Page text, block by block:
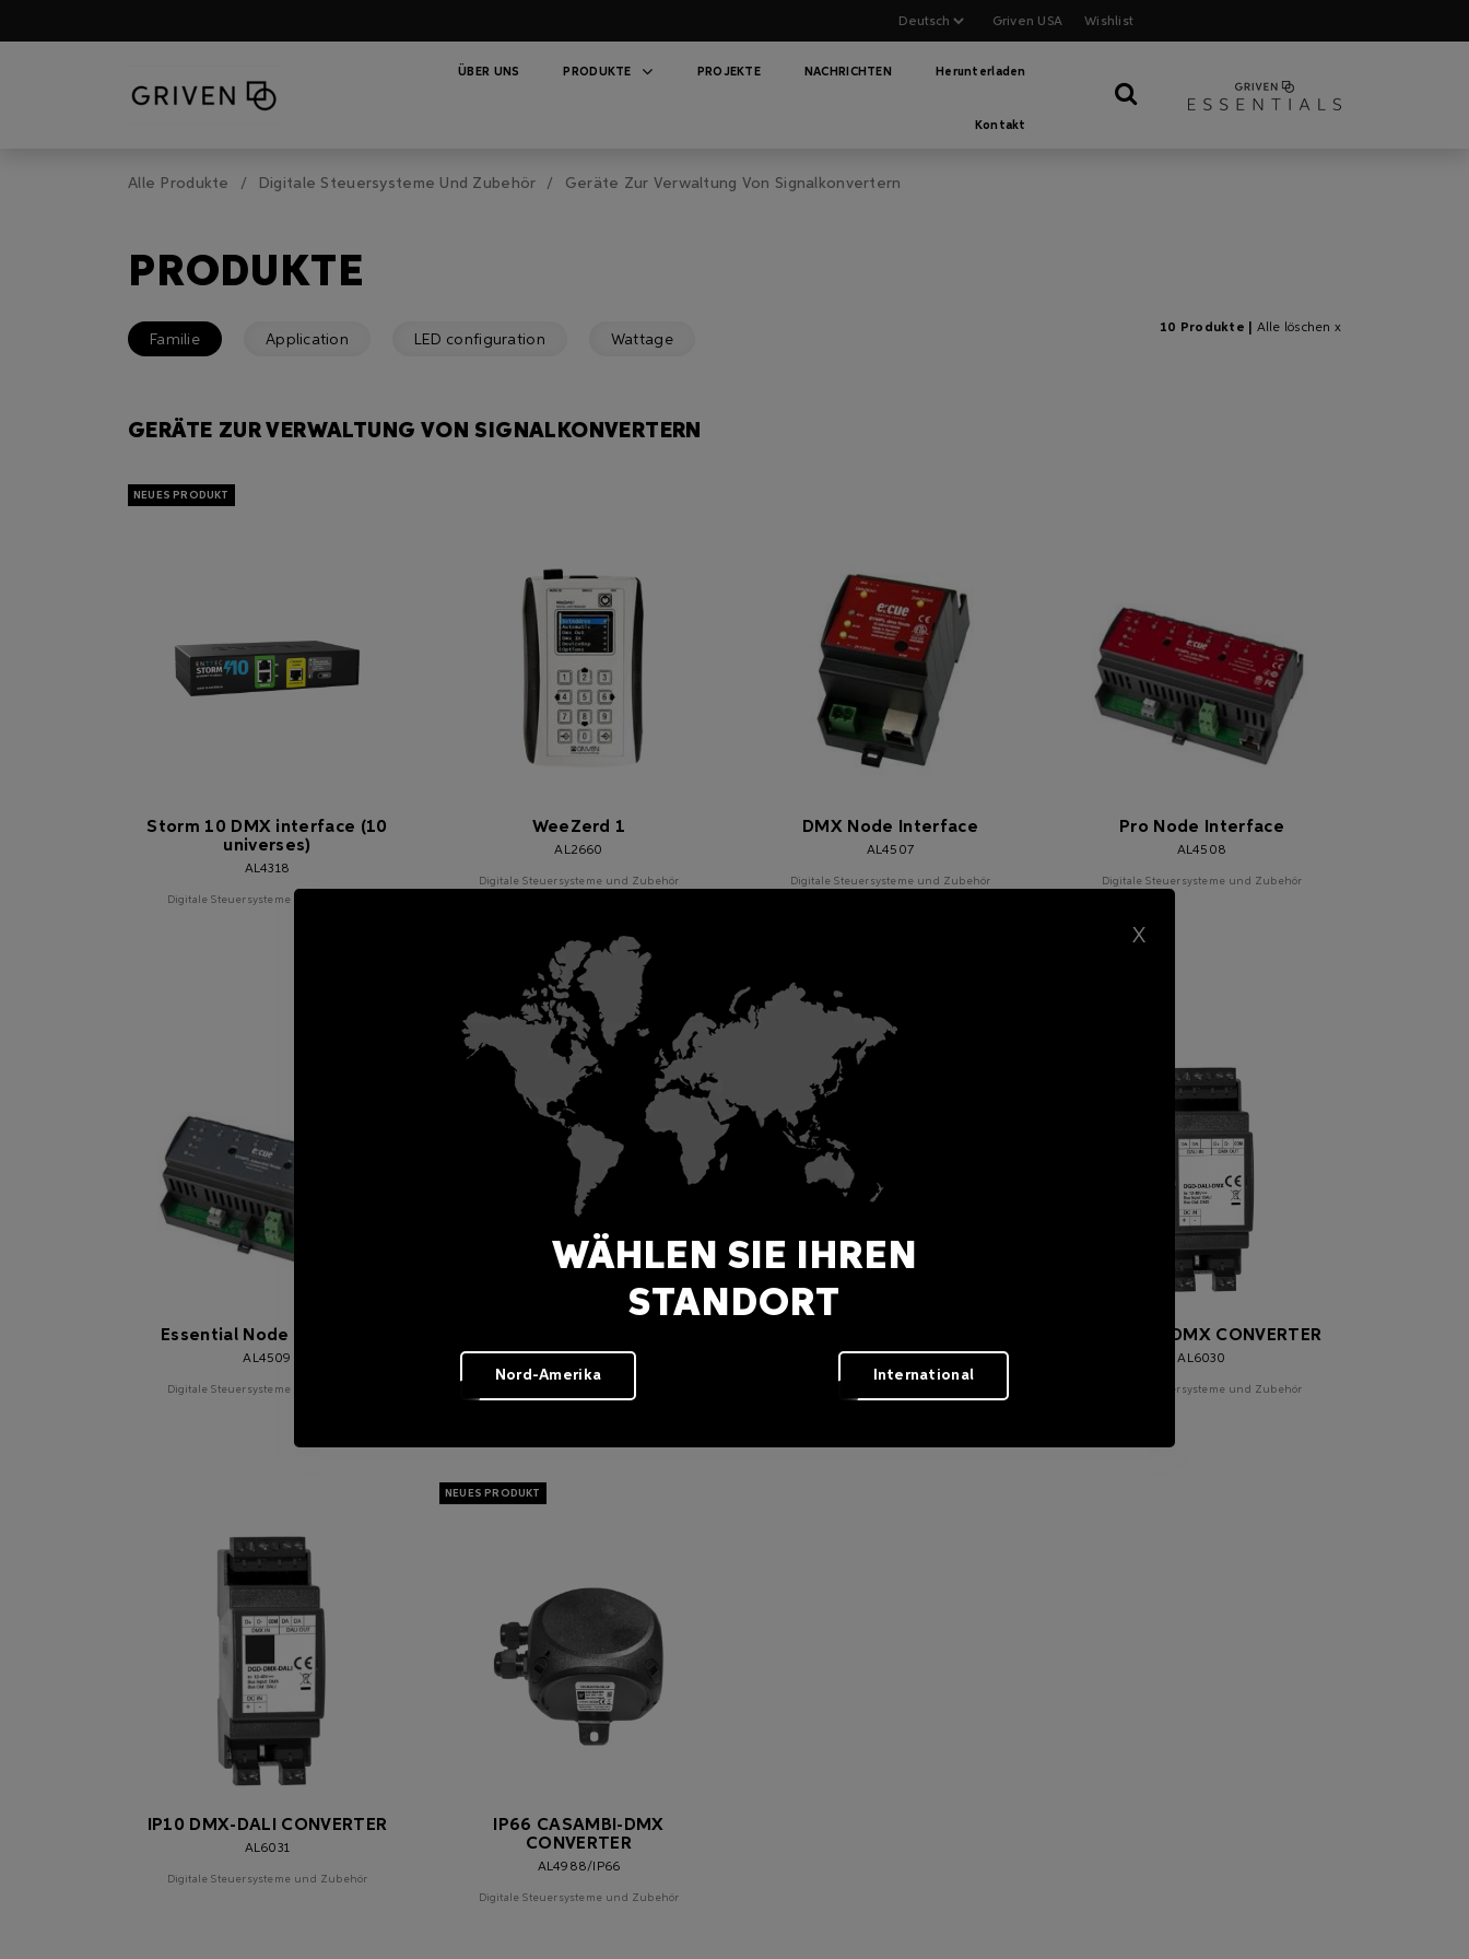
Griven USA Wishlist
ÜBER UNS PRODUKTE PROJEKTE NACHRICHTEN Herunterladen
Kontakt
Alle Produkte Digitale Steuersysteme Und Zubehör Geräte Zur Verwaltung Von Signalkonvertern
PRODUKTE
Familie Application LED configuration Wattage
10 Produkte | Alle löschen x
GERÄTE ZUR VERWALTUNG VON SIGNALKONVERTERN
Storm 10 DMX interface (10
universes)
AL4318
Digitale Steuersysteme und Zubehör
WeeZerd 1
AL2660
Digitale Steuersysteme und Zubehör
DMX Node Interface
AL4507
Digitale Steuersysteme und Zubehör
Pro Node Interface
AL4508
Digitale Steuersysteme und Zubehör
Essential Node Interface
AL4509
Digitale Steuersysteme und Zubehör
IP10 DALI-DMX CONVERTER
AL6030
Digitale Steuersysteme und Zubehör
IP10 DMX-DALI CONVERTER
AL6031
Digitale Steuersysteme und Zubehör
IP66 CASAMBI-DMX
CONVERTER
AL4988/IP66
Digitale Steuersysteme und Zubehör
X
WÄHLEN SIE IHREN
STANDORT
Nord-Amerika International